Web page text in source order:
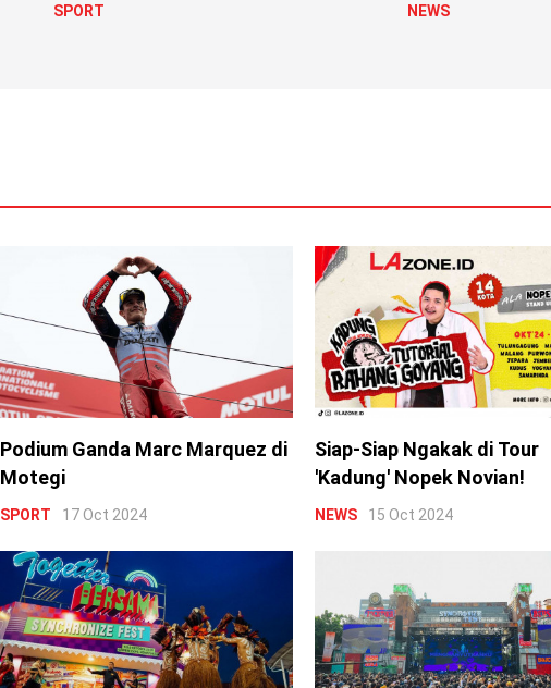
SPORT NEWS
Podium Ganda Marc Marquez di
Motegi
SPORT 17 Oct 2024
Siap-Siap Ngakak di Tour
'Kadung' Nopek Novian!
NEWS 15 Oct 2024